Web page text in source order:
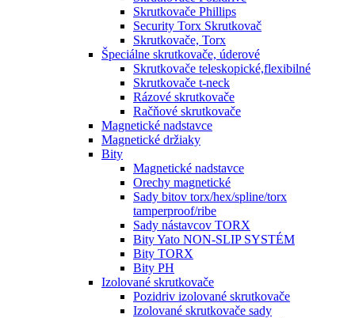
Skrutkovače Phillips
Security Torx Skrutkovač
Skrutkovače, Torx
Špeciálne skrutkovače, úderové
Skrutkovače teleskopické,flexibilné
Skrutkovače t-neck
Rázové skrutkovače
Račňové skrutkovače
Magnetické nadstavce
Magnetické držiaky
Bity
Magnetické nadstavce
Orechy magnetické
Sady bitov torx/hex/spline/torx
tamperproof/ribe
Sady nástavcov TORX
Bity Yato NON-SLIP SYSTÉM
Bity TORX
Bity PH
Izolované skrutkovače
Pozidriv izolované skrutkovače
Izolované skrutkovače sady